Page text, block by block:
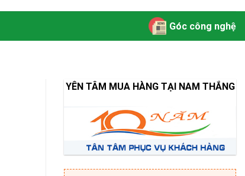
Góc công nghệ
YÊN TÂM MUA HÀNG TẠI NAM THẮNG